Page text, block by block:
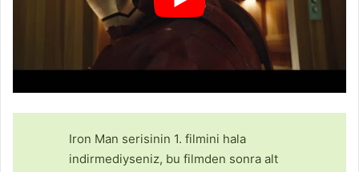
Iron Man serisinin 1. filmini hala
indirmediyseniz, bu filmden sonra alt